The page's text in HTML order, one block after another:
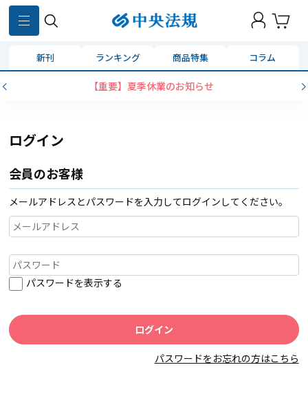
新刊 ランキング 商品特集 コラム
【重要】夏季休業のお知らせ
ログイン
会員のお客様
メールアドレスとパスワードを入力してログインしてください。
パスワードを表示する
パスワードをお忘れの方はこちら